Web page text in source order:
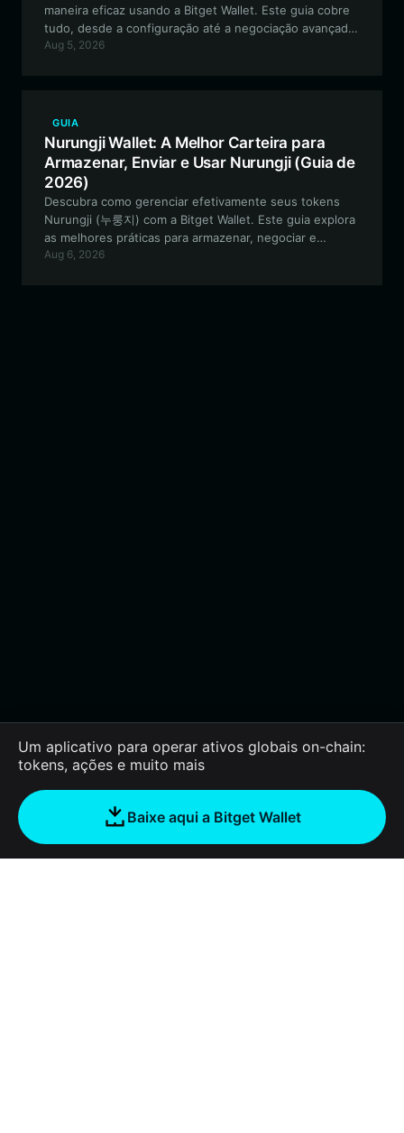
maneira eficaz usando a Bitget Wallet. Este guia cobre
tudo, desde a configuração até a negociação avançada
na blockchain Solana para este meme token
Aug 5, 2026
GUIA
Nurungji Wallet: A Melhor Carteira para
Armazenar, Enviar e Usar Nurungji (Guia de
2026)
Descubra como gerenciar efetivamente seus tokens
Nurungji (누룽지) com a Bitget Wallet. Este guia explora
as melhores práticas para armazenar, negociar e
interagir com este meme token baseado em Solana de
Aug 6, 2026
Um aplicativo para operar ativos globais on-chain:
tokens, ações e muito mais
Baixe aqui a Bitget Wallet